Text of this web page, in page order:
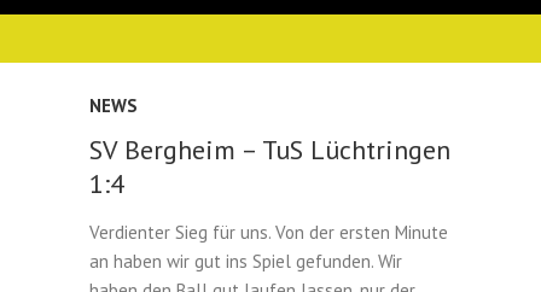
NEWS
SV Bergheim – TuS Lüchtringen
1:4
Verdienter Sieg für uns. Von der ersten Minute
an haben wir gut ins Spiel gefunden. Wir